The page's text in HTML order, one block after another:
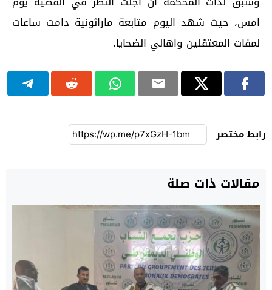
امس، حيث شهد اليوم متابعة ماراثونية دامت ساعات
لمفات المعتقلين واهالي الضحايا.
رابط مختصر
مقالات ذات صلة